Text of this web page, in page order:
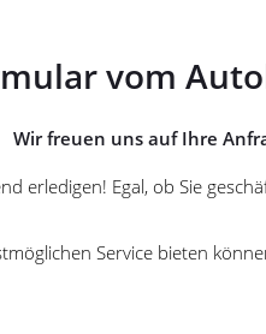
vom
Wir freuen uns auf Ihre
erledigen! Egal, ob Sie
Service bieten